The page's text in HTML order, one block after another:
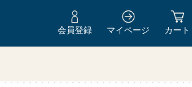
会員登録 マイページ カート